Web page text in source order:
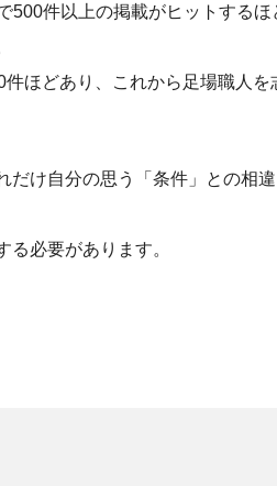
500件以上の掲載がヒットする
件ほどあり、これから足場職人
だけ自分の思う「条件」との相
必要があります。